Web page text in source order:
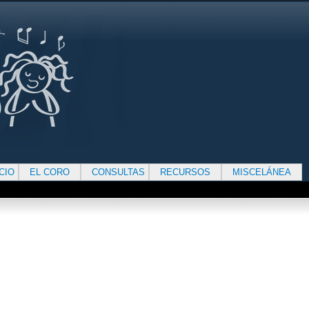
EL CORO CONSULTAS RECURSOS MISCELÁNEA